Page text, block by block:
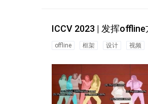
ICCV 2023 | 发挥
offline 框架 设计 视频